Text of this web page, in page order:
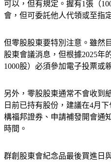
可以，但有規定。握有1張（
但零股股東要特別注意。雖然
股東會議消息，但根據2025年
另外，零股股東通常不會收到
日前已持有股份，建議在4月
構福邦證券、申請補發開會通